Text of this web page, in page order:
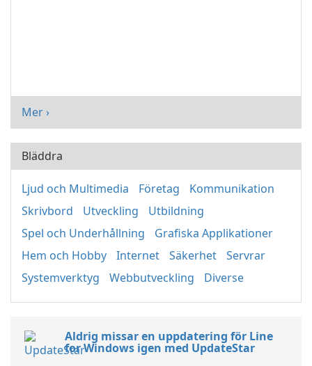
Mer ›
Bläddra
Ljud och Multimedia Företag
Kommunikation
Skrivbord
Utveckling
Utbildning
Spel och Underhållning
Grafiska Applikationer
Hem och Hobby
Internet Säkerhet
Servrar
Systemverktyg
Webbutveckling Diverse
Aldrig missar en uppdatering för Line
for Windows igen med UpdateStar